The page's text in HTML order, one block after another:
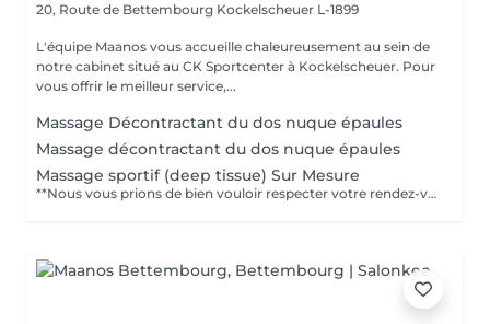
20, Route de Bettembourg Kockelscheuer L-1899
L'équipe Maanos vous accueille chaleureusement au sein de
notre cabinet situé au CK Sportcenter à Kockelscheuer. Pour
vous offrir le meilleur service,...
Massage Décontractant du dos nuque épaules
Massage décontractant du dos nuque épaules
Massage sportif (deep tissue) Sur Mesure
**Nous vous prions de bien vouloir respecter votre rendez-vous** En prenant rendez-vous, vous occupez une place, dont une autre personne aurait éventuellement besoin. Tout rendez-vous non annulé 24h en avance, est susceptible d'être facturé. (Si vous ne pouvez pas vous présenter à votre RDV, proposez-le éventuellement à un proche ou à un ami) Toute l'équipe DE MASSEUR vous remercie pour votre respect et votre compréhension ____________________________________________________________________________________ **Please keep your appointment ** By making an appointment, you occupy a place, which another person may need. Any appointment that is not cancelled 24 hours in advance may be charged. (If you are unable to attend your appointment, suggest it to a family member or a friend). The whole DE MASSEUR team thanks you for your respect and understanding.